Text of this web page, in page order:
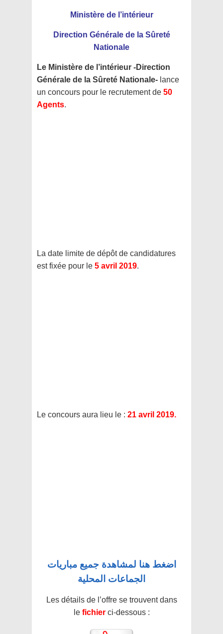
Ministère de l’intérieur
Direction Générale de la Sûreté
Nationale
Le Ministère de l’intérieur -Direction
Générale de la Sûreté Nationale- lance
un concours pour le recrutement de 50
Agents.
La date limite de dépôt de candidatures
est fixée pour le 5 avril 2019.
Le concours aura lieu le : 21 avril 2019.
اضغط هنا لمشاهدة جميع مباريات
الجماعات المحلية
Les détails de l’offre se trouvent dans
le fichier ci-dessous :